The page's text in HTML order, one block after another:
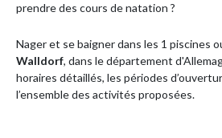
prendre des cours de natation ?
Nager et se baigner dans les 1 piscines
Walldorf, dans le département
horaires détaillés, les périodes
l’ensemble des activités proposées.